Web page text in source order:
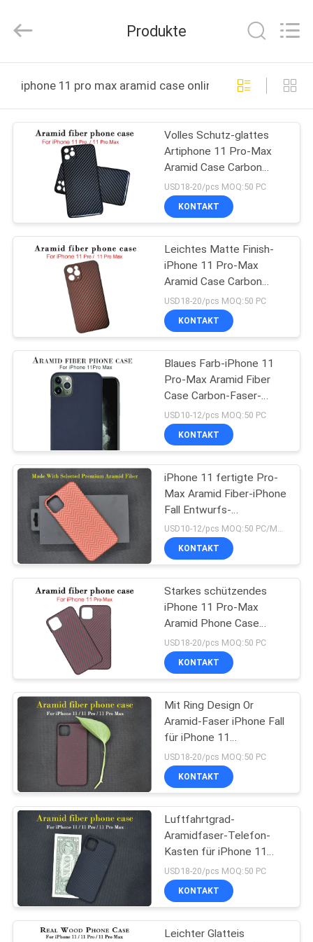
PRODUKTE
VIDEOS
SHOW
FABRIK-
TOUR
QUALITÄTSKONTROLLE
KONTAKTIERE
UNS
NACHRICHTEN
FÄLLE
NEWS
SITEMAP
PRIVACY
POLICY
Reserved.
Produkte
iphone 11 pro max aramid case online manufacture
Volles Schutz-glattes
Artiphone 11 Pro-Max
Aramid Case Carbon
Fiber-iPhone Fall
USD18-20/pcs MOQ:50 PC
KONTAKT
Leichtes Matte Finish-
iPhone 11 Pro-Max
Aramid Case Carbon
Fiber-Telefon-Kasten
USD18-20/pcs MOQ:50 PC
KONTAKT
Blaues Farb-iPhone 11
Pro-Max Aramid Fiber
Case Carbon-Faser-
Kasten
USD10-12/pcs MOQ:50 PC
KONTAKT
iPhone 11 fertigte Pro-
Max Aramid Fiber-iPhone
Fall Entwurfs-
Kohlenstoff-Telefon-
Abdeckung besonders an
USD10-12/pcs MOQ:50 PC/Modell/Farbe
KONTAKT
Starkes schützendes
iPhone 11 Pro-Max
Aramid Phone Case
Carbon-Faser-Telefon-
Kasten
USD18-20/pcs MOQ:50 PC
KONTAKT
Mit Ring Design Or
Aramid-Faser iPhone Fall
für iPhone 11
Promaximales
USD18-20/pcs MOQ:50 PC
KONTAKT
Luftfahrtgrad-
Aramidfaser-Telefon-
Kasten für iPhone 11
Promaximales
USD18-20/pcs MOQ:50 PC
KONTAKT
Leichter Glatteis